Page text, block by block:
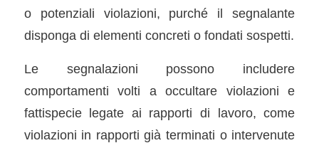
o potenziali violazioni, purché il segnalante
disponga di elementi concreti o fondati sospetti.
Le segnalazioni possono includere
comportamenti volti a occultare violazioni e
fattispecie legate ai rapporti di lavoro, come
violazioni in rapporti già terminati o intervenute